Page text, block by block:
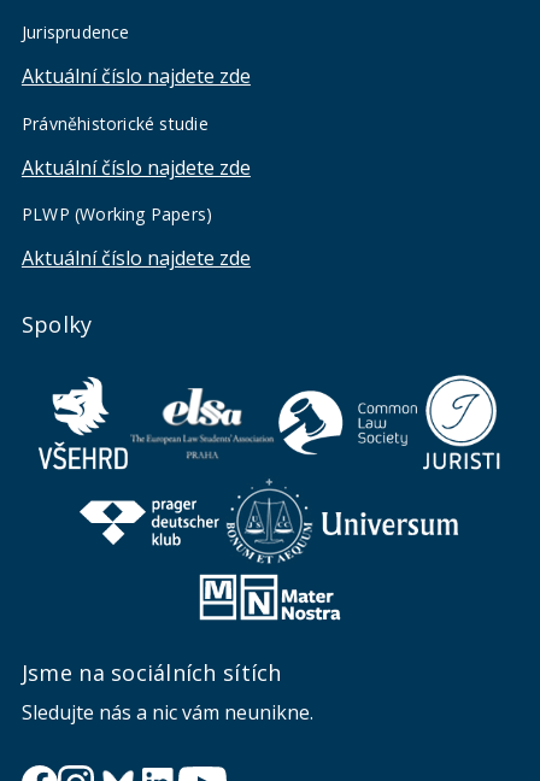
Jurisprudence
Aktuální číslo najdete zde
Právněhistorické studie
Aktuální číslo najdete zde
PLWP (Working Papers)
Aktuální číslo najdete zde
Spolky
Jsme na sociálních sítích
Sledujte nás a nic vám neunikne.